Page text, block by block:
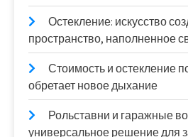
Остекление: искусство
пространство, наполненное
Стоимость и остекление
обретает новое дыхание
Рольставни и гаражные
универсальное решение для